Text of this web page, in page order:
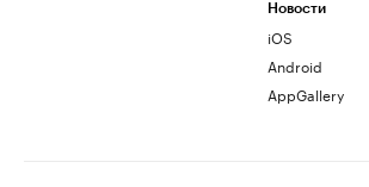
Новости
iOS
Android
AppGallery